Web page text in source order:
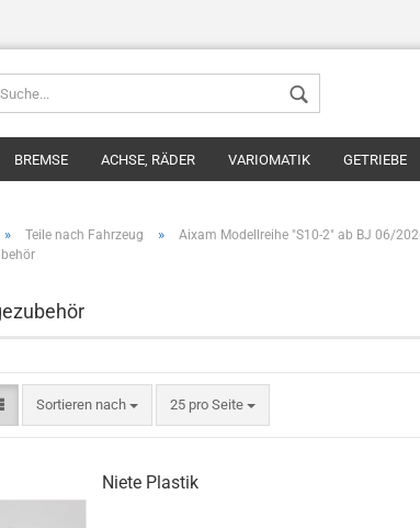
BREMSE ACHSE, RÄDER VARIOMATIK GETRIEBE
» Teile nach Fahrzeug » Aixam Modellreihe "S10-2" ab BJ 06/
Sortieren nach 25 pro Seite
Niete Plastik